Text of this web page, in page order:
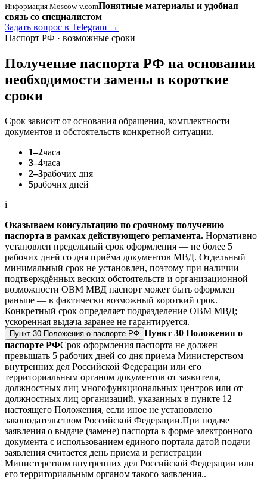
Информация Moscow-v.comПонятные материалы и удобная
связь со специалистом
Задать вопрос в Telegram →
Паспорт РФ · возможные сроки
Получение паспорта РФ на основании
необходимости замены в короткие
сроки
Срок зависит от основания обращения, комплектности
документов и обстоятельств конкретной ситуации.
1–2часа
3–4часа
2–3рабочих дня
5рабочих дней
i
Оказываем консультацию по срочному получению
паспорта в рамках действующего регламента. Нормативно
установлен предельный срок оформления — не более 5
рабочих дней со дня приёма документов МВД. Отдельный
минимальный срок не установлен, поэтому при наличии
подтверждённых веских обстоятельств и организационной
возможности ОВМ МВД паспорт может быть оформлен
раньше — в фактически возможный короткий срок.
Конкретный срок определяет подразделение ОВМ МВД;
ускоренная выдача заранее не гарантируется.
Пункт 30 Положения о паспорте РФ Пункт 30 Положения о
паспорте РФСрок оформления паспорта не должен
превышать 5 рабочих дней со дня приема Министерством
внутренних дел Российской Федерации или его
территориальным органом документов от заявителя,
должностных лиц многофункциональных центров или от
должностных лиц организаций, указанных в пункте 12
настоящего Положения, если иное не установлено
законодательством Российской Федерации.При подаче
заявления о выдаче (замене) паспорта в форме электронного
документа с использованием единого портала датой подачи
заявления считается день приема и регистрации
Министерством внутренних дел Российской Федерации или
его территориальным органом такого заявления..